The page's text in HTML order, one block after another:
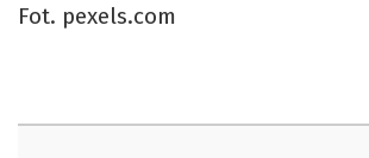
Fot. pexels.com